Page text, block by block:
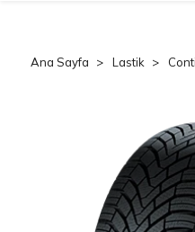
Ana Sayfa Lastik